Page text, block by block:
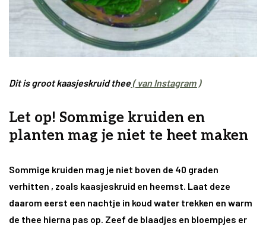
Dit is groot kaasjeskruid thee( van Instagram )
Let op! Sommige kruiden en
planten mag je niet te heet maken
Sommige kruiden mag je niet boven de 40 graden
verhitten , zoals kaasjeskruid en heemst. Laat deze
daarom eerst een nachtje in koud water trekken en warm
de thee hierna pas op. Zeef de blaadjes en bloempjes er